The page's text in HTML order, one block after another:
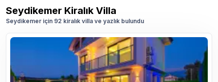
Seydikemer Kiralık Villa
Seydikemer için 92 kiralık villa ve yazlık bulundu